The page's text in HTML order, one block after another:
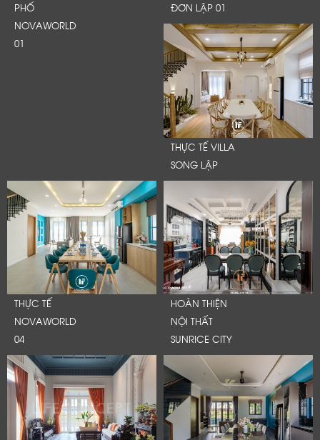
PHỐ
NOVAWORLD
01
ĐƠN LẬP 01
THỰC TẾ VILLA
SONG LẬP
THỰC TẾ
NOVAWORLD
04
HOÀN THIỆN
NỘI THẤT
SUNRICE CITY